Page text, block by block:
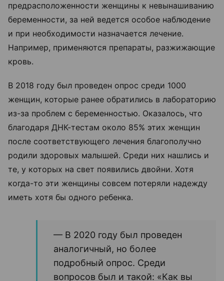
предрасположенности женщины к невынашиванию
беременности, за ней ведется особое наблюдение
и при необходимости назначается лечение.
Например, применяются препараты, разжижающие
кровь.
В 2018 году был проведен опрос среди 1000
женщин, которые ранее обратились в лабораторию
из-за проблем с беременностью. Оказалось, что
благодаря ДНК-тестам около 85% этих женщин
после соответствующего лечения благополучно
родили здоровых малышей. Среди них нашлись и
те, у которых на свет появились двойни. Хотя
когда-то эти женщины совсем потеряли надежду
иметь хотя бы одного ребенка.
— В 2020 году был проведен
аналогичный, но более
подробный опрос. Среди
вопросов был и такой: «Как вы